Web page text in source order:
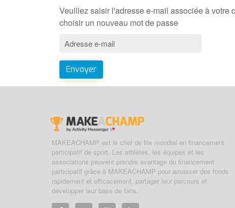
Veuillez saisir l'adresse e-mail associée à votre
choisir un nouveau mot de passe
Envoyer
MAKEACHAMP est le chef de file mondial en financement
participatif de sport. Les athlètes, les équipes et les
associations peuvent prendre avantage du financement
participatif grâce à MAKEACHAMP pour amasser des fonds
rapidement et efficacement, partager leur parcours et
développer leur base de fans.